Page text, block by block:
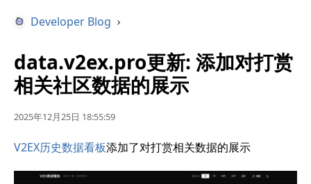
Developer Blog ›
data.v2ex.pro更新: 添加对打赏
相关社区数据的展示
2025年12月25日 18:55:59
V2EX历史数据看板添加了对打赏相关数据的展示